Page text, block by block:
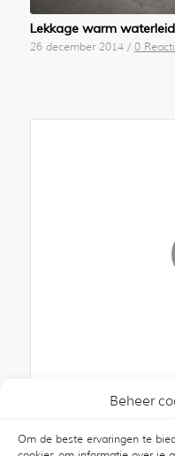
Beheer
Om de beste ervaringen te
Lekkage warm
26 december 2014 / 0
Lekkage koolmonoxide